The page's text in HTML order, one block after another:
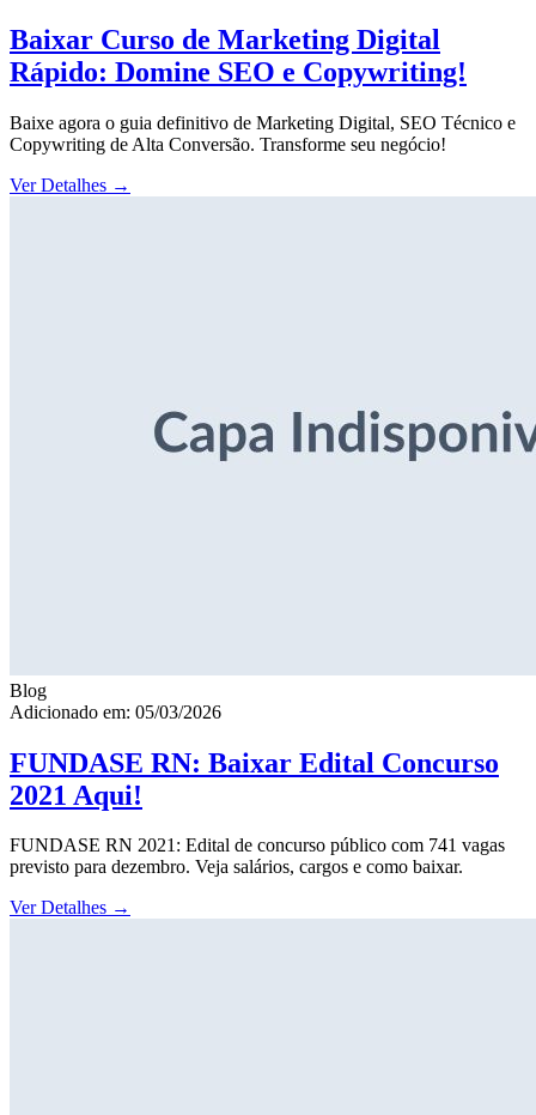
Baixar Curso de Marketing Digital
Rápido: Domine SEO e Copywriting!
Baixe agora o guia definitivo de Marketing Digital, SEO Técnico e
Copywriting de Alta Conversão. Transforme seu negócio!
Ver Detalhes →
Blog
Adicionado em: 05/03/2026
FUNDASE RN: Baixar Edital Concurso
2021 Aqui!
FUNDASE RN 2021: Edital de concurso público com 741 vagas
previsto para dezembro. Veja salários, cargos e como baixar.
Ver Detalhes →